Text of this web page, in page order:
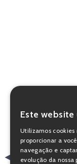
voltar
Este website
Utilizamos cookies
proporcionar a
navegação e
evolução da nossa